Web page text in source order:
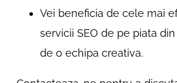
Vei beneficia de cele mai
servicii SEO de pe piata
de o echipa creativa.